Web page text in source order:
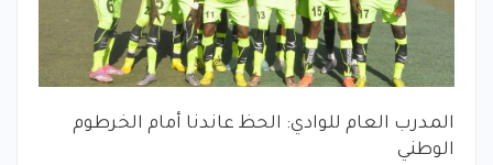
المدرب العام للوادي: الحظ عاندنا أمام الخرطوم
الوطني